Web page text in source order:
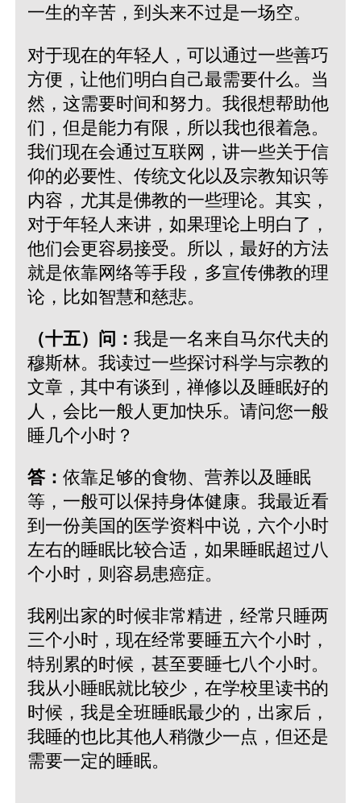
一生的辛苦，到头来不过是一场空。
对于现在的年轻人，可以通过一些善巧
方便，让他们明白自己最需要什么。当
然，这需要时间和努力。我很想帮助他
们，但是能力有限，所以我也很着急。
我们现在会通过互联网，讲一些关于信
仰的必要性、传统文化以及宗教知识等
内容，尤其是佛教的一些理论。其实，
对于年轻人来讲，如果理论上明白了，
他们会更容易接受。所以，最好的方法
就是依靠网络等手段，多宣传佛教的理
论，比如智慧和慈悲。
（十五）问： 我是一名来自马尔代夫的
穆斯林。我读过一些探讨科学与宗教的
文章，其中有谈到，禅修以及睡眠好的
人，会比一般人更加快乐。请问您一般
睡几个小时？
答： 依靠足够的食物、营养以及睡眠
等，一般可以保持身体健康。我最近看
到一份美国的医学资料中说，六个小时
左右的睡眠比较合适，如果睡眠超过八
个小时，则容易患癌症。
我刚出家的时候非常精进，经常只睡两
三个小时，现在经常要睡五六个小时，
特别累的时候，甚至要睡七八个小时。
我从小睡眠就比较少，在学校里读书的
时候，我是全班睡眠最少的，出家后，
我睡的也比其他人稍微少一点，但还是
需要一定的睡眠。